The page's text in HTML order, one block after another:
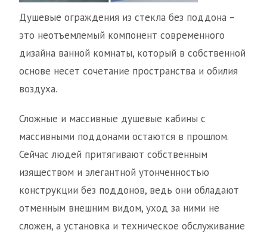
Душевые ограждения из стекла без поддона –
это неотъемлемый компонент современного
дизайна ванной комнаты, который в собственной
основе несет сочетание пространства и обилия
воздуха.
Сложные и массивные душевые кабины с
массивными поддонами остаются в прошлом.
Сейчас людей притягивают собственным
изяществом и элегантной утонченностью
конструкции без поддонов, ведь они обладают
отменным внешним видом, уход за ними не
сложен, а установка и техническое обслуживание